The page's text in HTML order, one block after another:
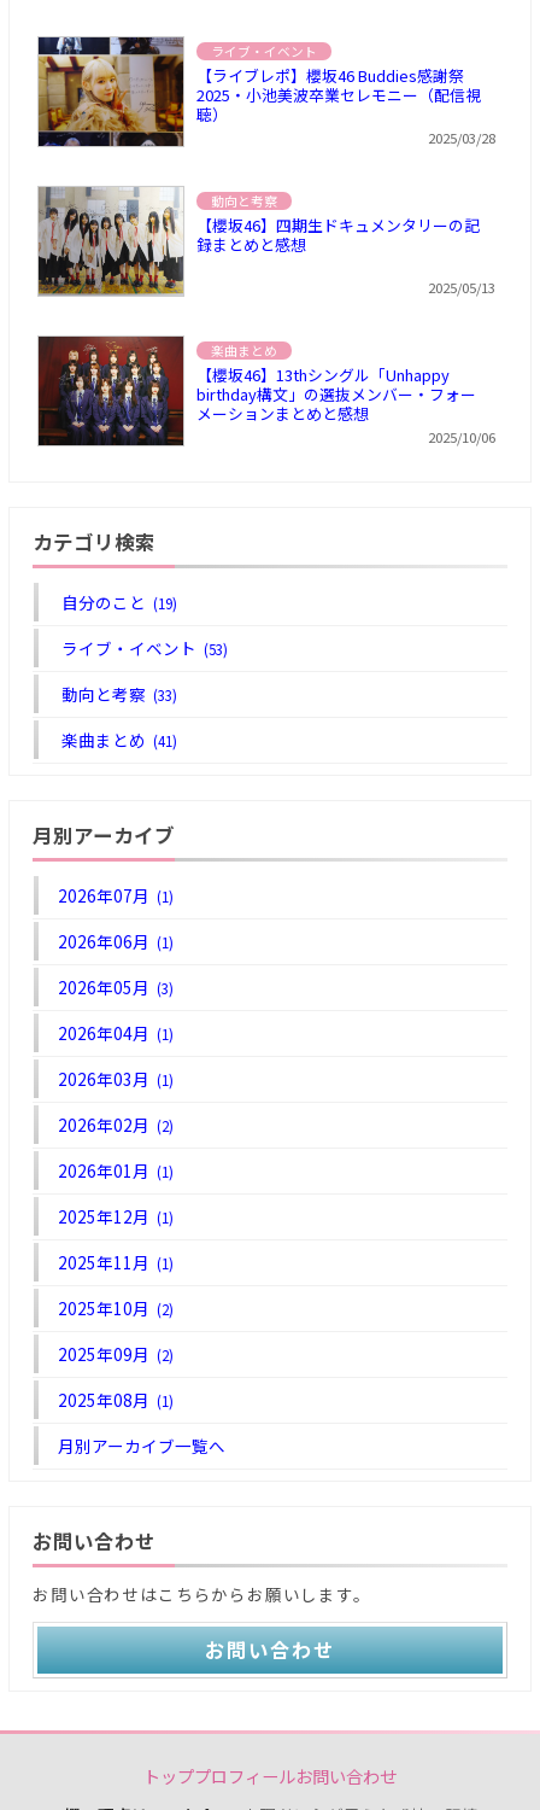
ライブ・イベント
【ライブレポ】櫻坂46 Buddies感謝祭
2025・小池美波卒業セレモニー（配信視
聴）
2025/03/28
動向と考察
【櫻坂46】四期生ドキュメンタリーの記
録まとめと感想
2025/05/13
楽曲まとめ
【櫻坂46】13thシングル「Unhappy
birthday構文」の選抜メンバー・フォー
メーションまとめと感想
2025/10/06
カテゴリ検索
自分のこと(19)
ライブ・イベント(53)
動向と考察(33)
楽曲まとめ(41)
月別アーカイブ
2026年07月(1)
2026年06月(1)
2026年05月(3)
2026年04月(1)
2026年03月(1)
2026年02月(2)
2026年01月(1)
2025年12月(1)
2025年11月(1)
2025年10月(2)
2025年09月(2)
2025年08月(1)
月別アーカイブ一覧へ
お問い合わせ
お問い合わせはこちらからお願いします。
お問い合わせ
トッププロフィールお問い合わせ